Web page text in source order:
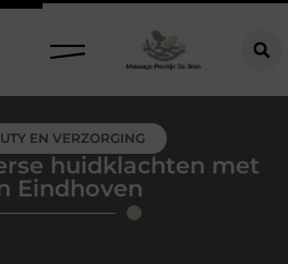
EN VERZORGING
huidklachten met
Eindhoven